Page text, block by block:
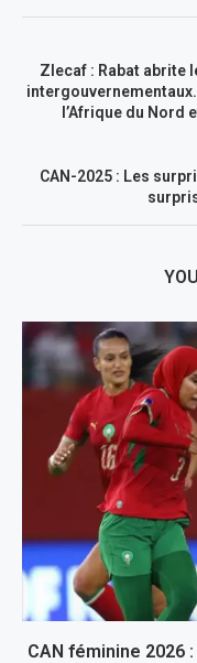
Zlecaf : Rabat abrite
l’Afrique du Nord
CAN-2025 : Les
CAN féminine 2026